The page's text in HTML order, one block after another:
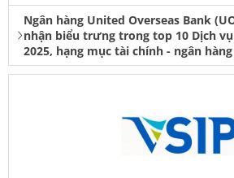
Ngân hàng United Overseas Bank
nhận biểu trưng trong top 10 Dịch
2025, hạng mục tài chính - ngân hàng